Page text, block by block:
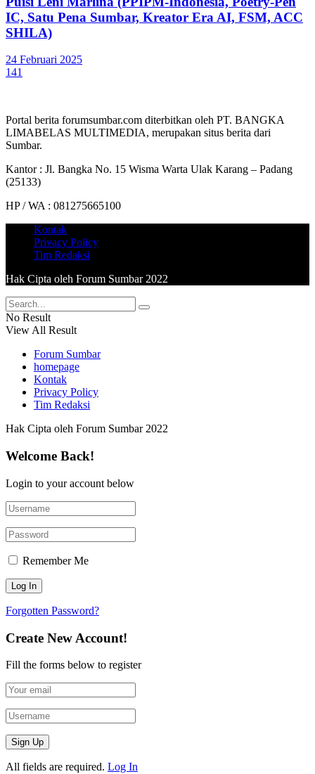
IC, Satu Pena Sumbar, Kreator Era AI, FSM, ACC
SHILA)
24 Februari 2025
141
Portal berita forumsumbar.com diterbitkan oleh PT. BANGKA
LIMABELAS MULTIMEDIA, merupakan situs berita dari
Sumbar.
Kantor : Jl. Bangka No. 15 Wisma Warta Ulak Karang – Padang
(25133)
HP / WA : 081275665100
Kontak
Privacy Policy
Tim Redaksi
Hak Cipta oleh Forum Sumbar 2022
No Result
View All Result
Forum Sumbar
homepage
Kontak
Privacy Policy
Tim Redaksi
Hak Cipta oleh Forum Sumbar 2022
Welcome Back!
Login to your account below
Remember Me
Forgotten Password?
Create New Account!
Fill the forms below to register
All fields are required. Log In